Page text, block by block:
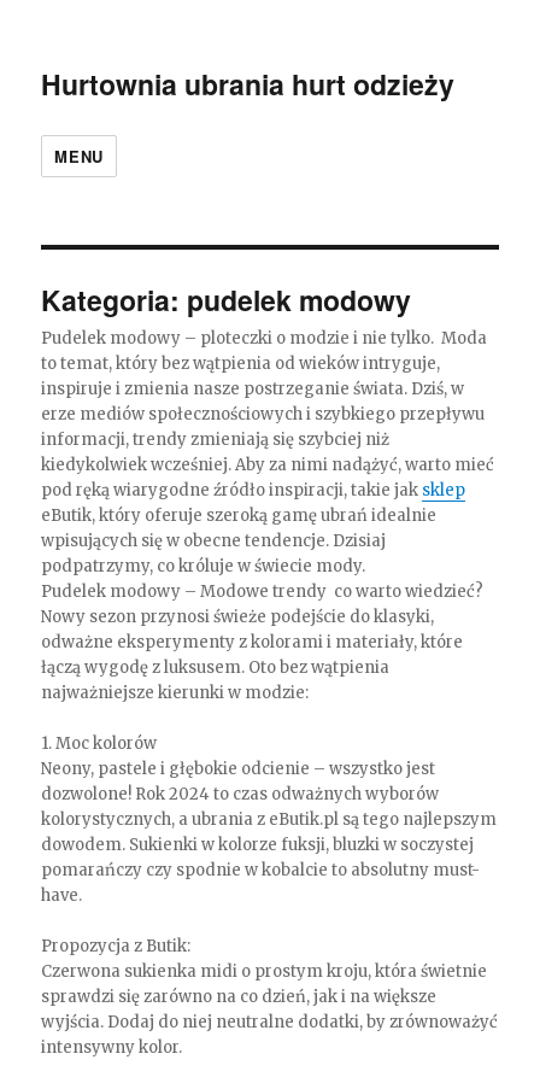
Hurtownia ubrania hurt odzieży
MENU
Kategoria: pudelek modowy
Pudelek modowy – ploteczki o modzie i nie tylko. Moda
to temat, który bez wątpienia od wieków intryguje,
inspiruje i zmienia nasze postrzeganie świata. Dziś, w
erze mediów społecznościowych i szybkiego przepływu
informacji, trendy zmieniają się szybciej niż
kiedykolwiek wcześniej. Aby za nimi nadążyć, warto mieć
pod ręką wiarygodne źródło inspiracji, takie jak sklep
eButik, który oferuje szeroką gamę ubrań idealnie
wpisujących się w obecne tendencje. Dzisiaj
podpatrzymy, co króluje w świecie mody.
Pudelek modowy – Modowe trendy co warto wiedzieć?
Nowy sezon przynosi świeże podejście do klasyki,
odważne eksperymenty z kolorami i materiały, które
łączą wygodę z luksusem. Oto bez wątpienia
najważniejsze kierunki w modzie:
1. Moc kolorów
Neony, pastele i głębokie odcienie – wszystko jest
dozwolone! Rok 2024 to czas odważnych wyborów
kolorystycznych, a ubrania z eButik.pl są tego najlepszym
dowodem. Sukienki w kolorze fuksji, bluzki w soczystej
pomarańczy czy spodnie w kobalcie to absolutny must-
have.
Propozycja z Butik:
Czerwona sukienka midi o prostym kroju, która świetnie
sprawdzi się zarówno na co dzień, jak i na większe
wyjścia. Dodaj do niej neutralne dodatki, by zrównoważyć
intensywny kolor.